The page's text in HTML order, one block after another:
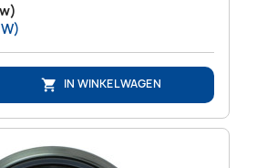
 IN WINKELWAGEN